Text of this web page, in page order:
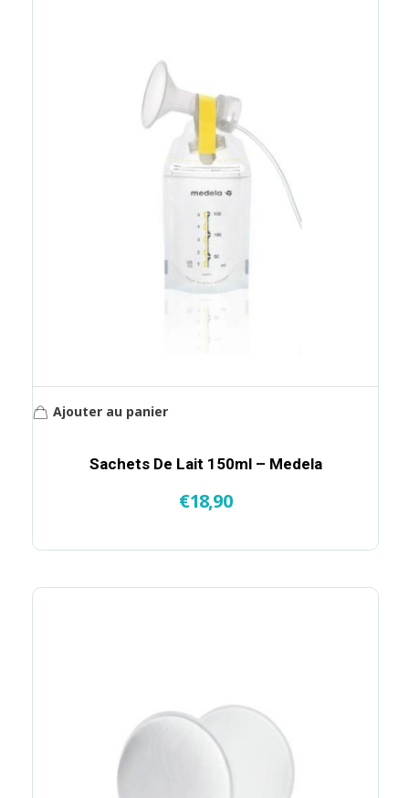
Sachets De Lait 150ml – Medela
€18,90
Ajouter au panier